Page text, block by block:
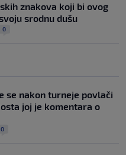
znakova koji bi ovog
srodnu dušu
0
se nakon turneje povlači
joj je komentara o
0